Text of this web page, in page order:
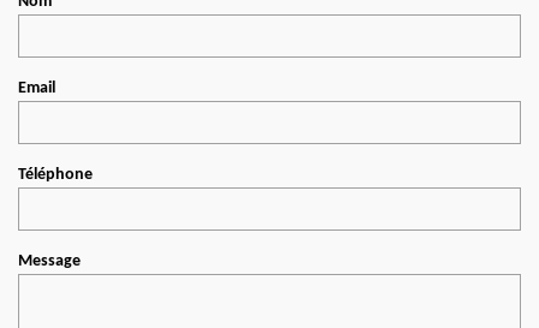
Email
Téléphone
Message